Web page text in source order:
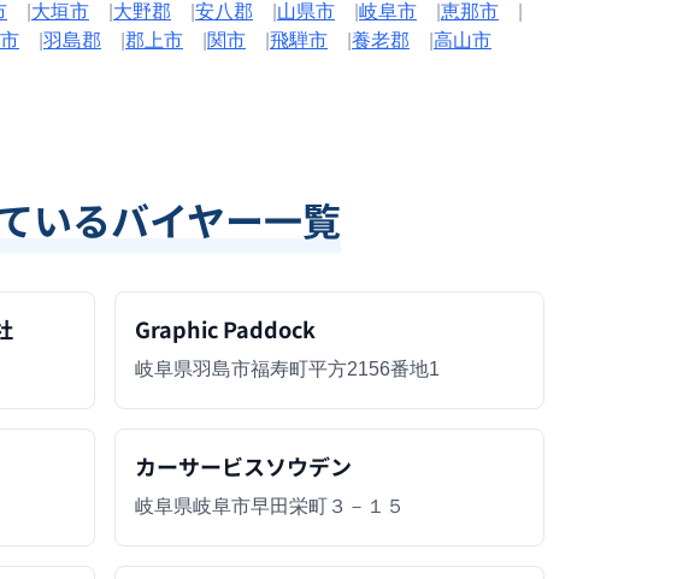
大垣市 大野郡 安八郡 山県市 岐阜市 恵那市
羽島郡 郡上市 関市 飛騨市 養老郡 高山市
いるバイヤー一覧
Graphic Paddock
岐阜県羽島市福寿町平方2156番地1
カーサービスソウデン
岐阜県岐阜市早田栄町３－１５